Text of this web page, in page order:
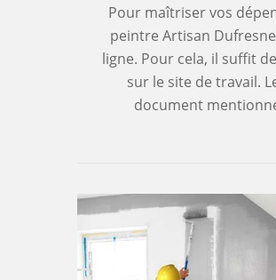
Pour maîtriser vos
peintre Artisan
ligne. Pour cela, il suffit
sur le site de travail.
document